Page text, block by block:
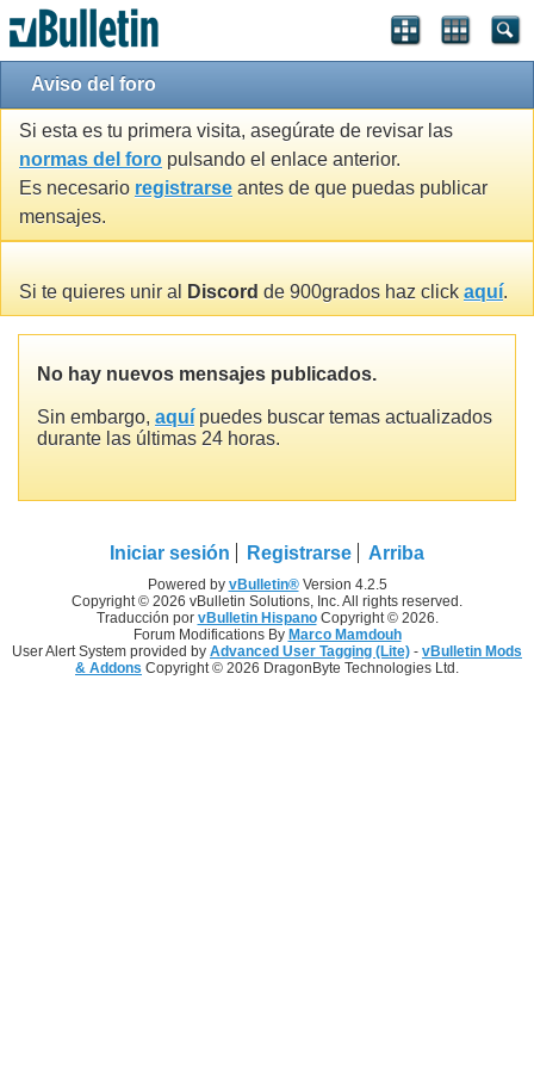
Aviso del foro
Si esta es tu primera visita, asegúrate de revisar las
normas del foro pulsando el enlace anterior.
Es necesario registrarse antes de que puedas publicar
mensajes.
Si te quieres unir al Discord de 900grados haz click aquí.
No hay nuevos mensajes publicados.
Sin embargo, aquípuedes buscar temas actualizados
durante las últimas 24 horas.
Iniciar sesión Registrarse Arriba
Powered by vBulletin®Version 4.2.5
Copyright © 2026 vBulletin Solutions, Inc. All rights reserved.
Traducción por vBulletin HispanoCopyright © 2026.
Forum Modifications By Marco Mamdouh
User Alert System provided by Advanced User Tagging (Lite) - vBulletin Mods
& Addons Copyright © 2026 DragonByte Technologies Ltd.